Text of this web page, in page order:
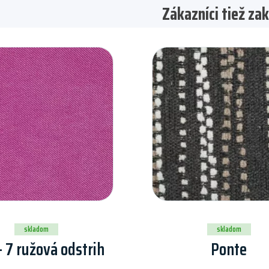
Zákazníci tiež
skladom
7 ružová odstrih
skladom
Ponte